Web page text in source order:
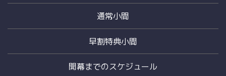
通常小間
早割特典小間
開幕までのスケジュール